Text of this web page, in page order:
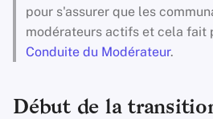
pour s'assurer que les
modérateurs actifs et cela fait
Conduite du Modérateur.
Début de la